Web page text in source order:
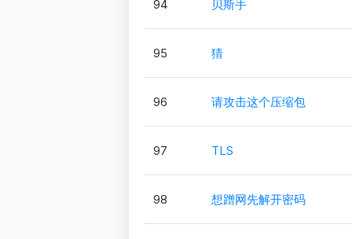
94 贝斯手
95 猜
96 请攻击这个压缩包
97 TLS
98 想蹭网先解开密码